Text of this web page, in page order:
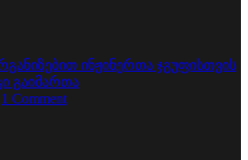
ინჟინერთა ჯგუფისთვის
გაიმართა
1 Comment